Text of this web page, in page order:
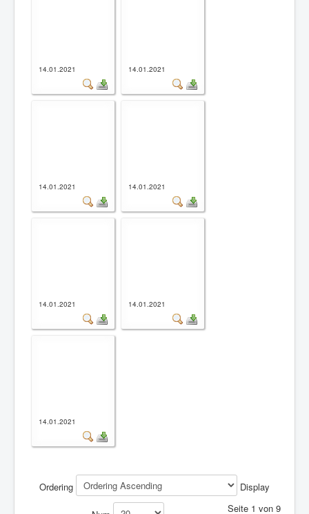
14.01.2021 14.01.2021
14.01.2021 14.01.2021
14.01.2021 14.01.2021
14.01.2021
Ordering Display
Seite 1 von 9